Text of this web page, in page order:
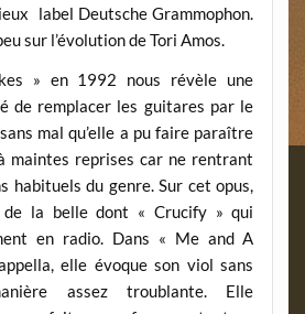
label Deutsche Grammophon.
sur l’évolution de Tori Amos.
» en 1992 nous révèle une
de remplacer les guitares par le
mal qu’elle a pu faire paraître
maintes reprises car ne rentrant
habituels du genre. Sur cet opus,
de la belle dont « Crucify » qui
en radio. Dans « Me and A
elle évoque son viol sans
assez troublante. Elle